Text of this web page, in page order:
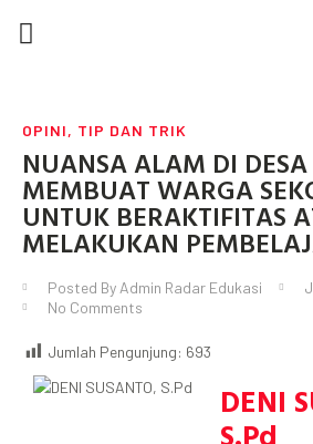
OPINI, TIP DAN TRIK
NUANSA ALAM DI
MEMBUAT WARGA
UNTUK BERAKTIFITAS
MELAKUKAN
Posted By Admin Radar Edukasi
No Comments
Jumlah Pengunjung: 693
DENI